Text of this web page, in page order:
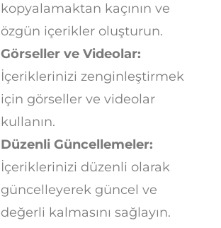
kopyalamaktan kaçının ve
özgün içerikler oluşturun.
Görseller ve Videolar:
İçeriklerinizi zenginleştirmek
için görseller ve videolar
kullanın.
Düzenli Güncellemeler:
İçeriklerinizi düzenli olarak
güncelleyerek güncel ve
değerli kalmasını sağlayın.